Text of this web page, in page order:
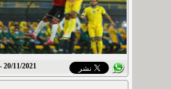
20/11/2021 - 9:44 م